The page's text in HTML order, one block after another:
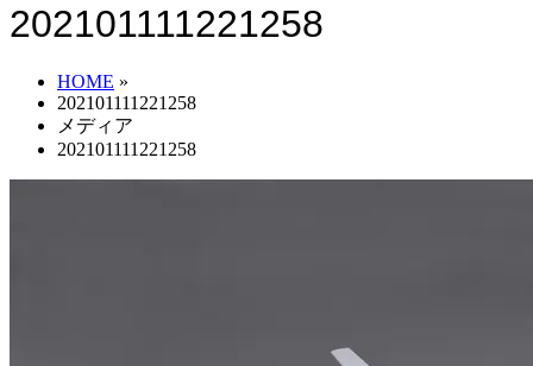
202101111221258
HOME »
202101111221258
メディア
202101111221258